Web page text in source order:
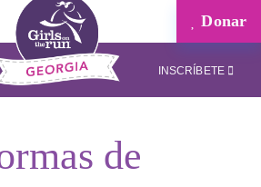
Donar
INSCRÍBETE
de